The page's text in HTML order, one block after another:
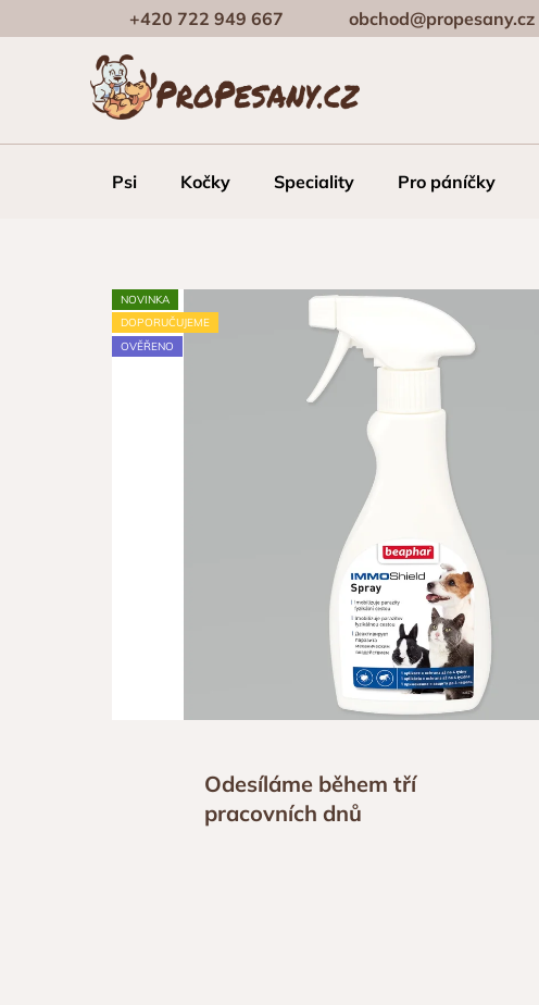
na
+420 722 949 667 obchod@propesany.cz
Psi Kočky Speciality Pro páníčky
NOVINKA
DOPORUČUJEME
OVĚŘENO
Odesíláme během tří
pracovních dnů